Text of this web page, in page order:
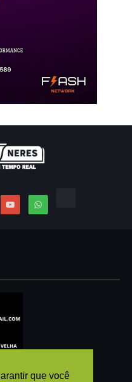
que você